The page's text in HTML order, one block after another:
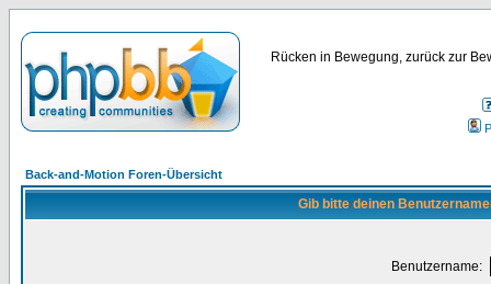
Rücken in Bewegung, zurück zur
Back-and-Motion Foren-Übersicht
Gib bitte deinen
Benutzername: